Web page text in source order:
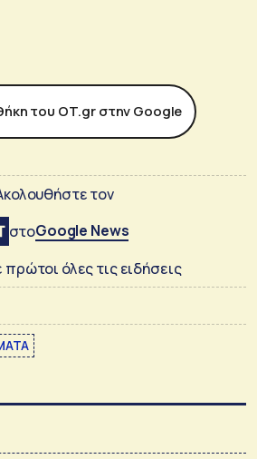
του ΟΤ.gr στην Google
τον
στοGoogle News
πρώτοι όλες τις ειδήσεις